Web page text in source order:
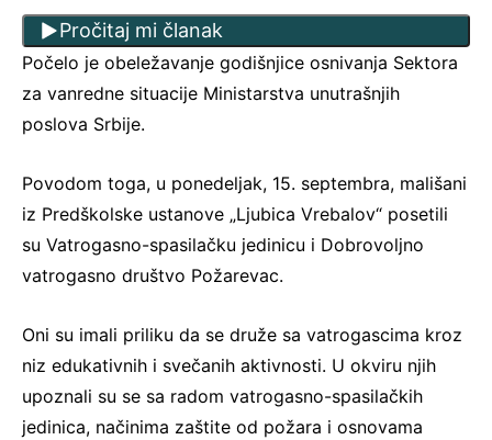
Pročitaj mi članak
Počelo je obeležavanje godišnjice osnivanja Sektora
za vanredne situacije Ministarstva unutrašnjih
poslova Srbije.
Povodom toga, u ponedeljak, 15. septembra, mališani
iz Predškolske ustanove „Ljubica Vrebalov“ posetili
su Vatrogasno-spasilačku jedinicu i Dobrovoljno
vatrogasno društvo Požarevac.
Oni su imali priliku da se druže sa vatrogascima kroz
niz edukativnih i svečanih aktivnosti. U okviru njih
upoznali su se sa radom vatrogasno-spasilačkih
jedinica, načinima zaštite od požara i osnovama